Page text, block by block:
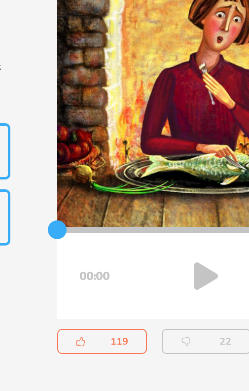
00:00
119 22